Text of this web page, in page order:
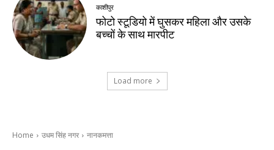
काशीपुर
फोटो स्टूडियो में घुसकर महिला और उसके
बच्चों के साथ मारपीट
Load more